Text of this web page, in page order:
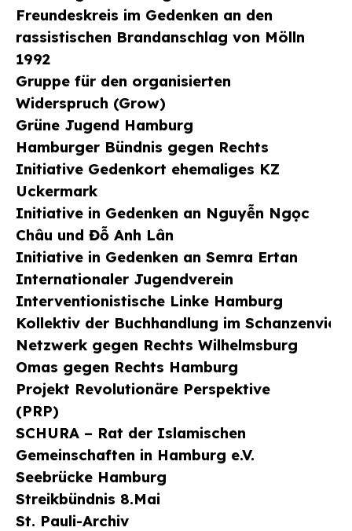
Freundeskreis im Gedenken an den
rassistischen Brandanschlag von Mölln
1992
Gruppe für den organisierten
Widerspruch (Grow)
Grüne Jugend Hamburg
Hamburger Bündnis gegen Rechts
Initiative Gedenkort ehemaliges KZ
Uckermark
Initiative in Gedenken an Nguyễn Ngọc
Châu und Đỗ Anh Lân
Initiative in Gedenken an Semra Ertan
Internationaler Jugendverein
Interventionistische Linke Hamburg
Kollektiv der Buchhandlung im
Netzwerk gegen Rechts Wilhelmsburg
Omas gegen Rechts Hamburg
Projekt Revolutionäre Perspektive
(PRP)
SCHURA – Rat der Islamischen
Gemeinschaften in Hamburg e.V.
Seebrücke Hamburg
Streikbündnis 8.Mai
St. Pauli-Archiv